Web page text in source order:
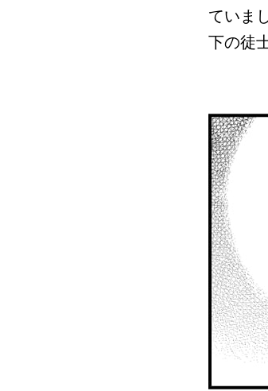
ていま
下の徒